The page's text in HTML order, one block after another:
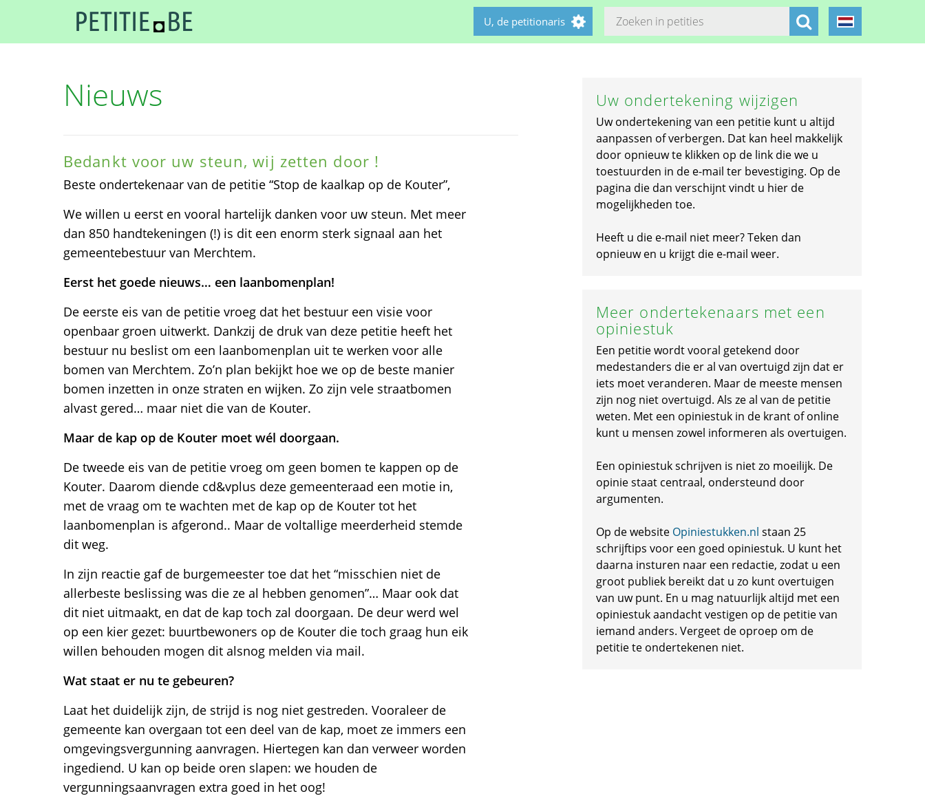
U, de petitionaris
Nieuws
Bedankt voor uw steun, wij zetten door !
Beste ondertekenaar van de petitie “Stop de kaalkap op de Kouter”,
We willen u eerst en vooral hartelijk danken voor uw steun. Met meer
dan 850 handtekeningen (!) is dit een enorm sterk signaal aan het
gemeentebestuur van Merchtem.
Eerst het goede nieuws… een laanbomenplan!
De eerste eis van de petitie vroeg dat het bestuur een visie voor
openbaar groen uitwerkt. Dankzij de druk van deze petitie heeft het
bestuur nu beslist om een laanbomenplan uit te werken voor alle
bomen van Merchtem. Zo’n plan bekijkt hoe we op de beste manier
bomen inzetten in onze straten en wijken. Zo zijn vele straatbomen
alvast gered… maar niet die van de Kouter.
Maar de kap op de Kouter moet wél doorgaan.
De tweede eis van de petitie vroeg om geen bomen te kappen op de
Kouter. Daarom diende cd&vplus deze gemeenteraad een motie in,
met de vraag om te wachten met de kap op de Kouter tot het
laanbomenplan is afgerond.. Maar de voltallige meerderheid stemde
dit weg.
In zijn reactie gaf de burgemeester toe dat het “misschien niet de
allerbeste beslissing was die ze al hebben genomen”… Maar ook dat
dit niet uitmaakt, en dat de kap toch zal doorgaan. De deur werd wel
op een kier gezet: buurtbewoners op de Kouter die toch graag hun eik
willen behouden mogen dit alsnog melden via mail.
Wat staat er nu te gebeuren?
Laat het duidelijk zijn, de strijd is nog niet gestreden. Vooraleer de
gemeente kan overgaan tot een deel van de kap, moet ze immers een
omgevingsvergunning aanvragen. Hiertegen kan dan verweer worden
ingediend. U kan op beide oren slapen: we houden de
vergunningsaanvragen extra goed in het oog!
Uw ondertekening wijzigen
Uw ondertekening van een petitie kunt u altijd
aanpassen of verbergen. Dat kan heel makkelijk
door opnieuw te klikken op de link die we u
toestuurden in de e-mail ter bevestiging. Op de
pagina die dan verschijnt vindt u hier de
mogelijkheden toe.
Heeft u die e-mail niet meer? Teken dan
opnieuw en u krijgt die e-mail weer.
Meer ondertekenaars met een
opiniestuk
Een petitie wordt vooral getekend door
medestanders die er al van overtuigd zijn dat er
iets moet veranderen. Maar de meeste mensen
zijn nog niet overtuigd. Als ze al van de petitie
weten. Met een opiniestuk in de krant of online
kunt u mensen zowel informeren als overtuigen.
Een opiniestuk schrijven is niet zo moeilijk. De
opinie staat centraal, ondersteund door
argumenten.
Op de website Opiniestukken.nl staan 25
schrijftips voor een goed opiniestuk. U kunt het
daarna insturen naar een redactie, zodat u een
groot publiek bereikt dat u zo kunt overtuigen
van uw punt. En u mag natuurlijk altijd met een
opiniestuk aandacht vestigen op de petitie van
iemand anders. Vergeet de oproep om de
petitie te ondertekenen niet.